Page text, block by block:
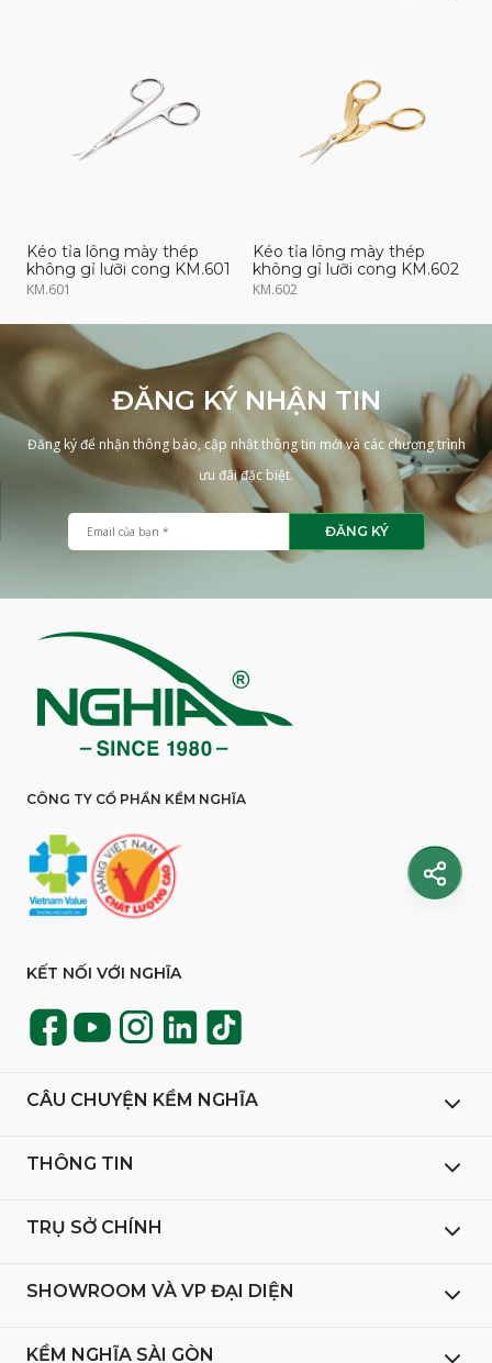
Kéo tỉa lông mày thép
không gỉ lưỡi cong KM.601
KM.601
Kéo tỉa lông mày thép
không gỉ lưỡi cong KM.602
KM.602
ĐĂNG KÝ NHẬN TIN
Đăng ký để nhận thông báo, cập nhật thông tin mới và các chương trình
ưu đãi đặc biệt.
ĐĂNG KÝ
CÔNG TY CỔ PHẦN KỀM NGHĨA
KẾT NỐI VỚI NGHĨA
CÂU CHUYỆN KỀM NGHĨA
THÔNG TIN
TRỤ SỞ CHÍNH
SHOWROOM VÀ VP ĐẠI DIỆN
KỀM NGHĨA SÀI GÒN